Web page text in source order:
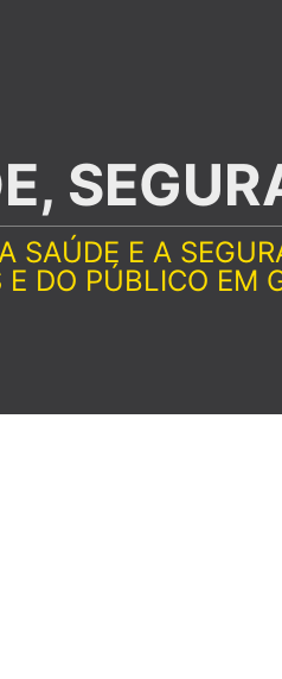
SAÚDE E A
E DO PÚBLICO EM